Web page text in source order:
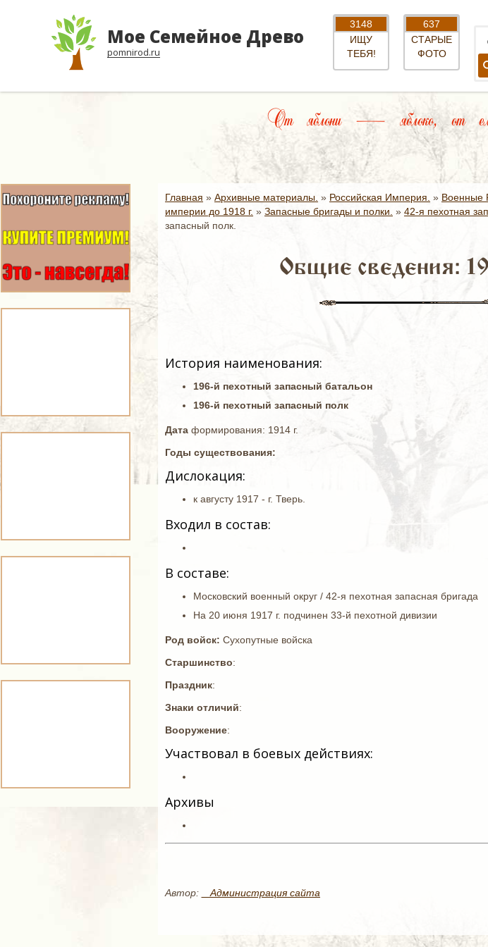
Мое Семейное Древо
pomnirod.ru
3148
ИЩУ
ТЕБЯ!
637
СТАРЫЕ
ФОТО
От яблони — яблоко, от
Главная » Архивные материалы. » Российская Империя. » Военные
империи до 1918 г. » Запасные бригады и полки. » 42-я пехотная
запасный полк.
Общие сведения:
История наименования:
196-й пехотный запасный батальон
196-й пехотный запасный полк
Дата формирования: 1914 г.
Годы существования:
Дислокация:
к августу 1917 - г. Тверь.
Входил в состав:
В составе:
Московский военный округ / 42-я пехотная запасная бригада
На 20 июня 1917 г. подчинен 33-й пехотной дивизии
Род войск: Сухопутные войска
Старшинство:
Праздник:
Знаки отличий:
Вооружение:
Участвовал в боевых действиях:
Архивы
Автор: _ Администрация сайта